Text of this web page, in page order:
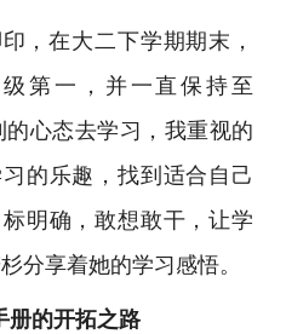
，在大二下学期期末，
第一，并一直保持至
心态去学习，我重视的
的乐趣，找到适合自己
明确，敢想敢干，让学
分享着她的学习感悟。
册的开拓之路